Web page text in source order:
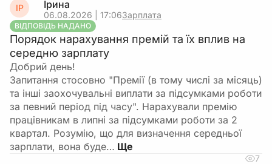
ІР Ірина
06.08.2026 | 17:06Зарплата
ВІДПОВІДЬ НАДАНО
Порядок нарахування премій та їх вплив на
середню зарплату
Добрий день!
Запитання стосовно "Премії (в тому числі за місяць)
та інші заохочувальні виплати за підсумками роботи
за певний період під часу". Нарахували премію
працівникам в липні за підсумками роботи за 2
квартал. Розумію, що для визначення середньої
зарплати, вона буде…
7